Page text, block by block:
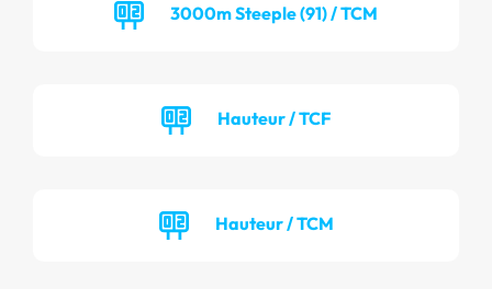
3000m Steeple (91) / TCM
Hauteur / TCF
Hauteur / TCM